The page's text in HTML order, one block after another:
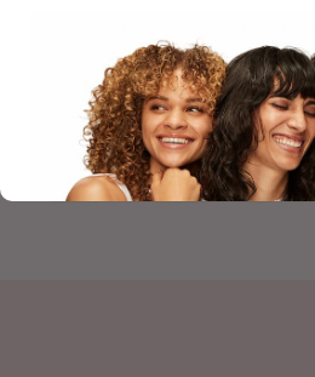
Duidelijke website, makkelijk
verpakking. Volgende keer
S Savannah
Geverifieerde aankoop